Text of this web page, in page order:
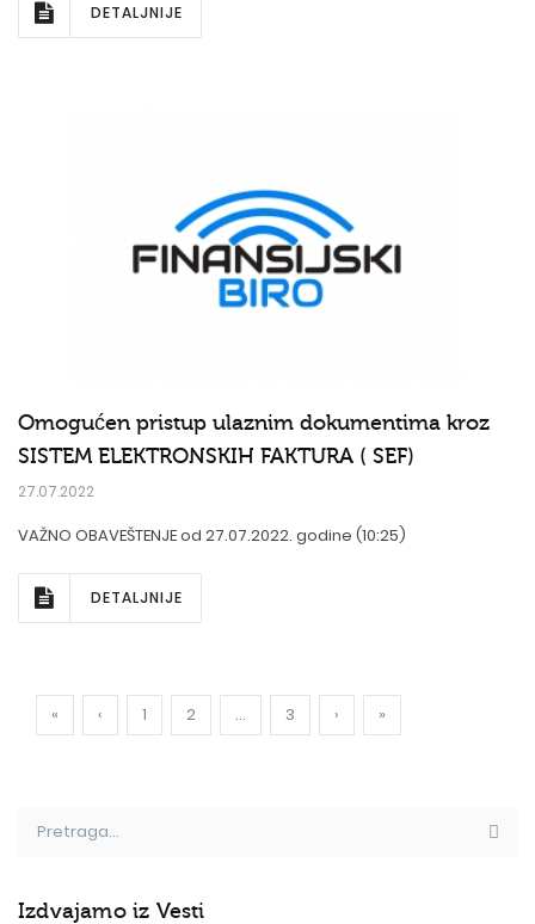
DETALJNIJE
Omogućen pristup ulaznim dokumentima kroz
SISTEM ELEKTRONSKIH FAKTURA ( SEF)
27.07.2022
VAŽNO OBAVEŠTENJE od 27.07.2022. godine (10:25)
DETALJNIJE
« ‹ 1 2 ... 3 › »
Izdvajamo iz Vesti